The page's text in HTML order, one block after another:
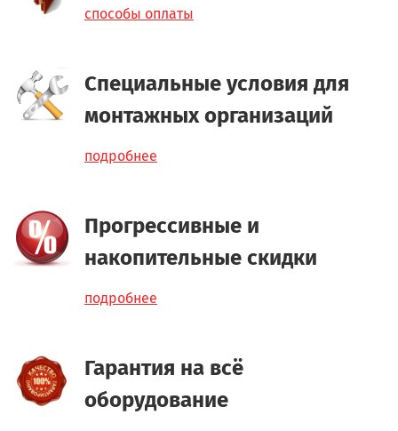
способы оплаты
Специальные условия для
монтажных организаций
подробнее
Прогрессивные и
накопительные скидки
подробнее
Гарантия на всё
оборудование